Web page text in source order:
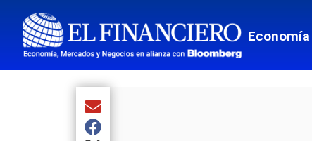
Economía
Compartir el artículo actual mediante Email
Compartir el artículo actual mediante Facebook